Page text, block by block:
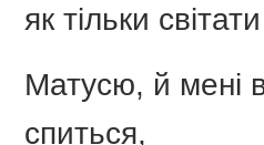
як тільки
Матусю, й мені
спиться,